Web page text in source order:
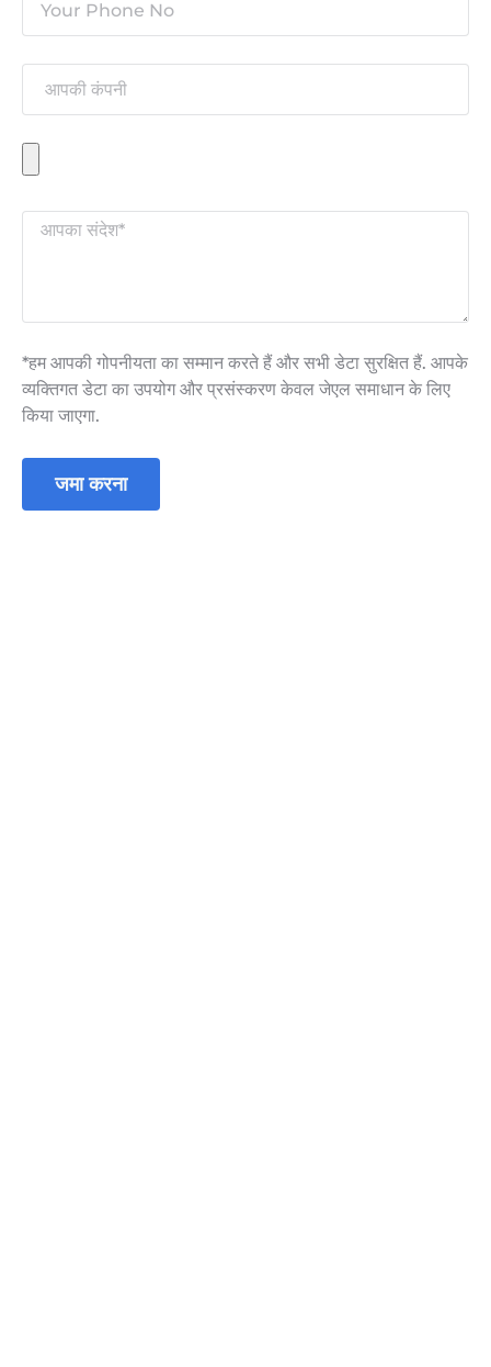
*हम आपकी गोपनीयता का सम्मान करते हैं और सभी डेटा सुरक्षित हैं. आपके
व्यक्तिगत डेटा का उपयोग और प्रसंस्करण केवल जेएल समाधान के लिए
किया जाएगा.
जमा करना